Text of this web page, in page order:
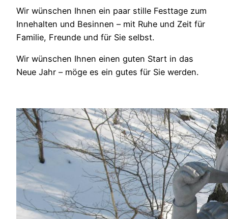
Wir wünschen Ihnen ein paar stille Festtage zum
Innehalten und Besinnen – mit Ruhe und Zeit für
Familie, Freunde und für Sie selbst.
Wir wünschen Ihnen einen guten Start in das
Neue Jahr – möge es ein gutes für Sie werden.